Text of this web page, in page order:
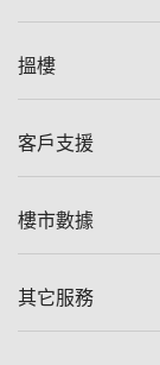
美聯集團
人才招募
搵樓
一手新盤
減價
美聯豪宅
獨家樓盤
客戶支援
自助放盤
查詢熱線
樓市數據
樓價指數
其它服務